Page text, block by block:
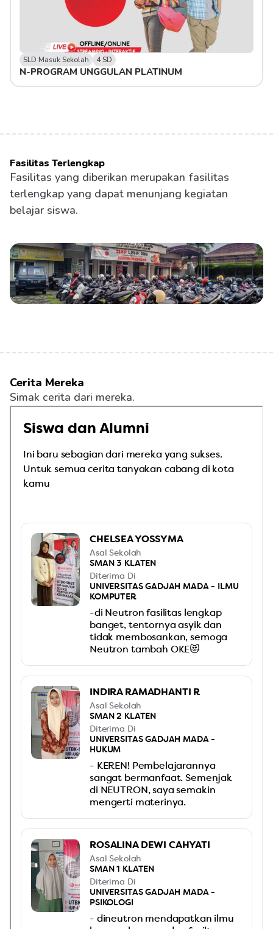
SLD Masuk Sekolah 4 SD
N-PROGRAM UNGGULAN PLATINUM
Fasilitas Terlengkap
Fasilitas yang diberikan merupakan fasilitas
terlengkap yang dapat menunjang kegiatan
belajar siswa.
Cerita Mereka
Simak cerita dari mereka.